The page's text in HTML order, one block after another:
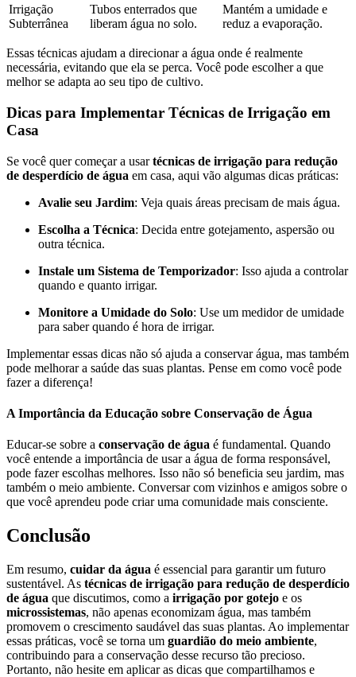
Irrigação
Subterrânea
Tubos enterrados que
liberam água no solo.
Mantém a umidade e
reduz a evaporação.
Essas técnicas ajudam a direcionar a água onde é realmente
necessária, evitando que ela se perca. Você pode escolher a que
melhor se adapta ao seu tipo de cultivo.
Dicas para Implementar Técnicas de Irrigação em
Casa
Se você quer começar a usartécnicas de irrigação para redução
de desperdício de água em casa, aqui vão algumas dicas práticas:
Avalie seu Jardim: Veja quais áreas precisam de mais água.
Escolha a Técnica: Decida entre gotejamento, aspersão ou
outra técnica.
Instale um Sistema de Temporizador: Isso ajuda a controlar
quando e quanto irrigar.
Monitore a Umidade do Solo: Use um medidor de umidade
para saber quando é hora de irrigar.
Implementar essas dicas não só ajuda a conservar água, mas também
pode melhorar a saúde das suas plantas. Pense em como você pode
fazer a diferença!
A Importância da Educação sobre Conservação de Água
Educar-se sobre a conservação de água é fundamental. Quando
você entende a importância de usar a água de forma responsável,
pode fazer escolhas melhores. Isso não só beneficia seu jardim, mas
também o meio ambiente. Conversar com vizinhos e amigos sobre o
que você aprendeu pode criar uma comunidade mais consciente.
Conclusão
Em resumo, cuidar da água é essencial para garantir um futuro
sustentável. As técnicas de irrigação para redução de desperdício
de água que discutimos, como a irrigação por gotejo e os
microssistemas, não apenas economizam água, mas também
promovem o crescimento saudável das suas plantas. Ao implementar
essas práticas, você se torna um guardião do meio ambiente,
contribuindo para a conservação desse recurso tão precioso.
Portanto, não hesite em aplicar as dicas que compartilhamos e